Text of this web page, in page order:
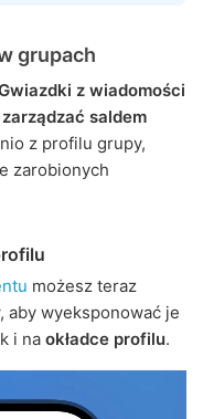
grupach
z wiadomości
saldem
z profilu grupy,
zarobionych
możesz teraz
aby wyeksponować je
i na okładce profilu.